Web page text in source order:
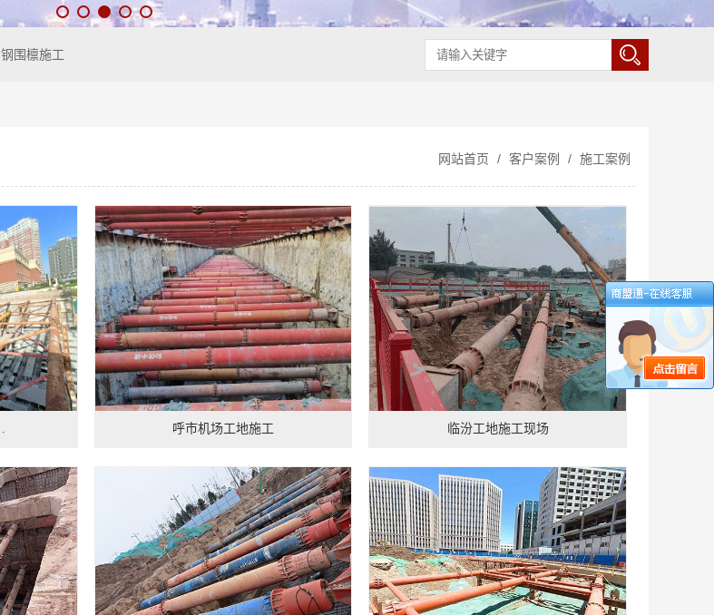
钢围檩施工
网站首页 / 客户案例 / 施工案例
呼市机场工地施工 临汾工地施工现场